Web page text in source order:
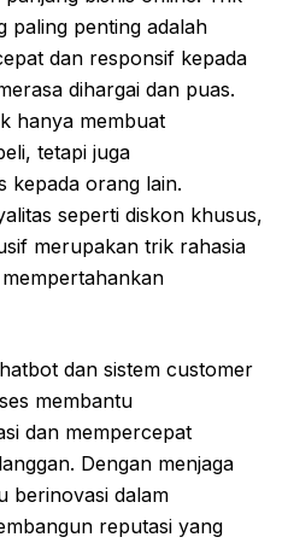
paling penting adalah
dan responsif kepada
dihargai dan puas.
hanya membuat
tetapi juga
kepada orang lain.
seperti diskon khusus,
merupakan trik rahasia
dan sistem customer
membantu
dan mempercepat
Dengan menjaga
berinovasi dalam
reputasi yang